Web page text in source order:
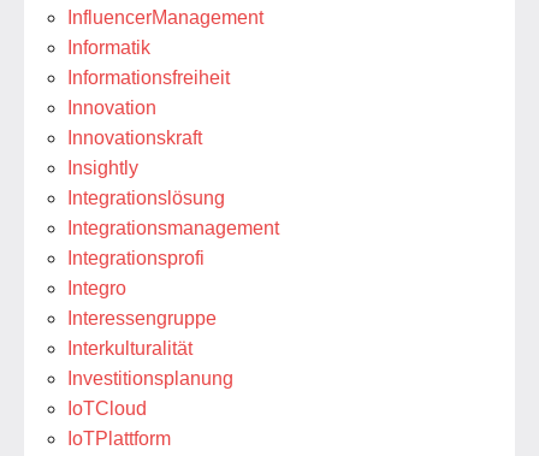
InfluencerManagement
Informatik
Informationsfreiheit
Innovation
Innovationskraft
Insightly
Integrationslösung
Integrationsmanagement
Integrationsprofi
Integro
Interessengruppe
Interkulturalität
Investitionsplanung
IoTCloud
IoTPlattform